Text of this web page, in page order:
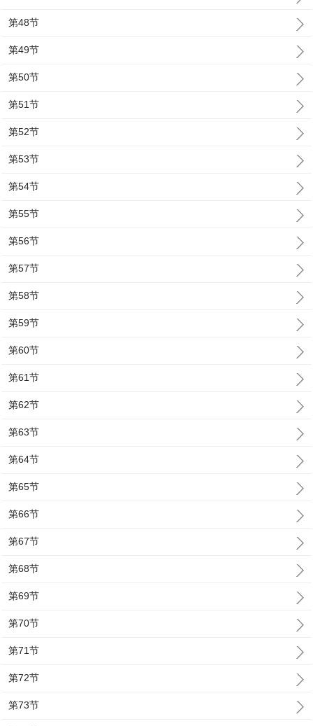
第48节
第49节
第50节
第51节
第52节
第53节
第54节
第55节
第56节
第57节
第58节
第59节
第60节
第61节
第62节
第63节
第64节
第65节
第66节
第67节
第68节
第69节
第70节
第71节
第72节
第73节